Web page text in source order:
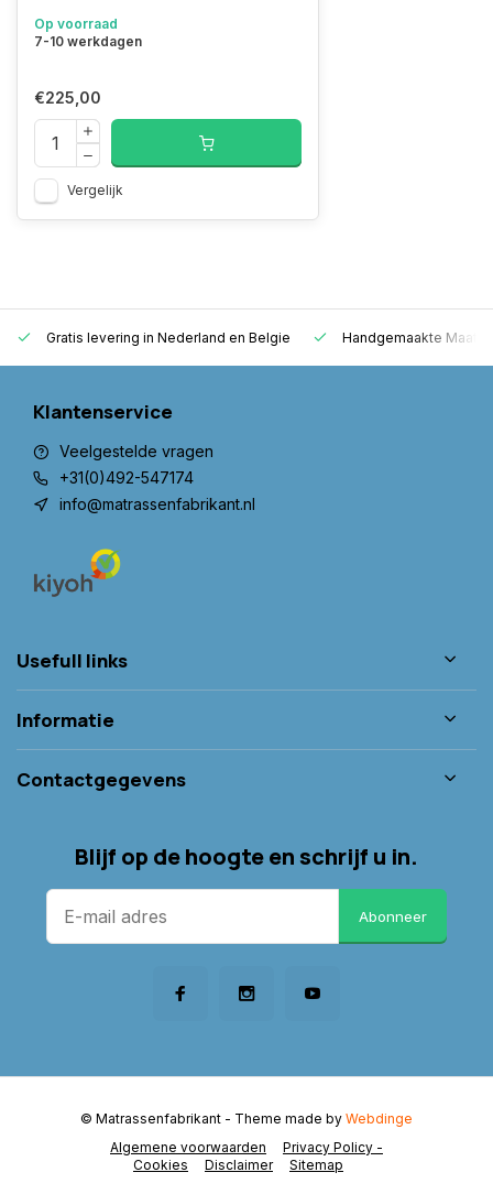
Op voorraad
7-10 werkdagen
€225,00
Vergelijk
Gratis levering in Nederland en Belgie Handgemaakte
Klantenservice
Veelgestelde vragen
+31(0)492-547174
info@matrassenfabrikant.nl
Usefull links
Informatie
Contactgegevens
Blijf op de hoogte en schrijf u in.
Abonneer
Algemene voorwaarden
Privacy Policy -
Cookies
Disclaimer Sitemap
© Matrassenfabrikant - Theme made by Webdinge